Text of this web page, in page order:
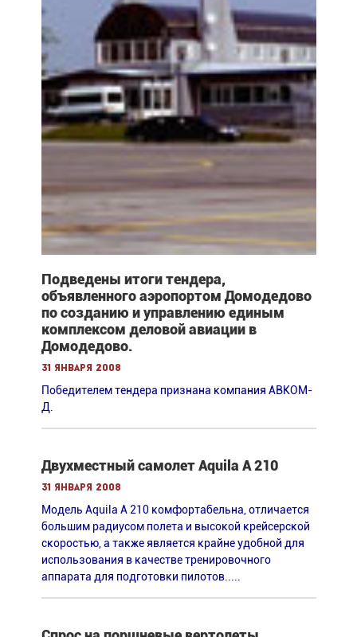
Подведены итоги тендера,
объявленного аэропортом Домодедово
по созданию и управлению единым
комплексом деловой авиации в
Домодедово.
31 января 2008
Победителем тендера признана компания АВКОМ-
Д.
Двухместный самолет Aquila A 210
31 января 2008
Модель Aquila A 210 комфортабельна, отличается
большим радиусом полета и высокой крейсерской
скоростью, а также является крайне удобной для
использования в качестве тренировочного
аппарата для подготовки пилотов.....